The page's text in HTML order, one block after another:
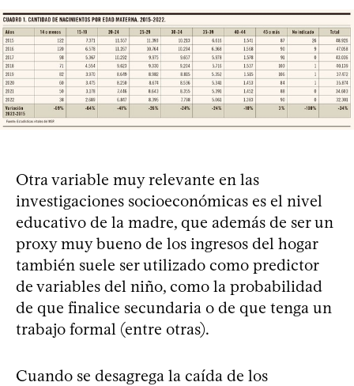
Otra variable muy relevante en las
investigaciones socioeconómicas es el nivel
educativo de la madre, que además de ser un
proxy muy bueno de los ingresos del hogar
también suele ser utilizado como predictor
de variables del niño, como la probabilidad
de que finalice secundaria o de que tenga un
trabajo formal (entre otras).
Cuando se desagrega la caída de los